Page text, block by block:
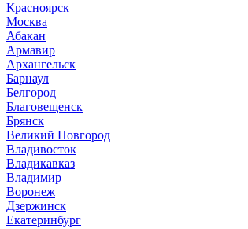
Красноярск
Москва
Абакан
Армавир
Архангельск
Барнаул
Белгород
Благовещенск
Брянск
Великий Новгород
Владивосток
Владикавказ
Владимир
Воронеж
Дзержинск
Екатеринбург